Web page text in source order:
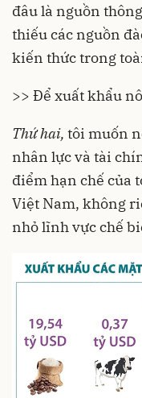
đâu là nguồn
thiếu các nguồn
kiến thức trong
>> Để xuất khẩu
Thứ hai, tôi muốn
nhân lực và tài
điểm hạn chế của
Việt Nam, không
nhỏ lĩnh vực chế